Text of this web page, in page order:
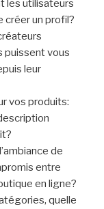
les utilisateurs
créer un profil?
puissent vous
leur
vos produits:
de
entre
en ligne?
quelle